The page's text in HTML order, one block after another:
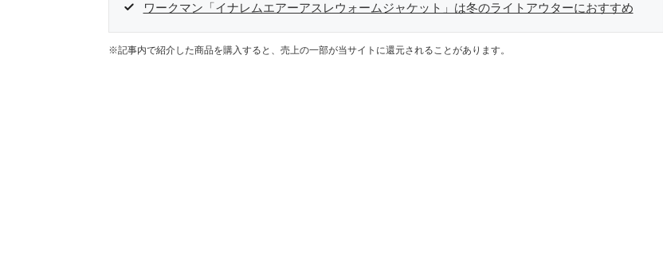
ワークマン「イナレムエアーアスレウォームジャケット」は冬のライトアウターにおすすめ
※記事内で紹介した商品を購入すると、売上の一部が当サイトに還元されることがあります。